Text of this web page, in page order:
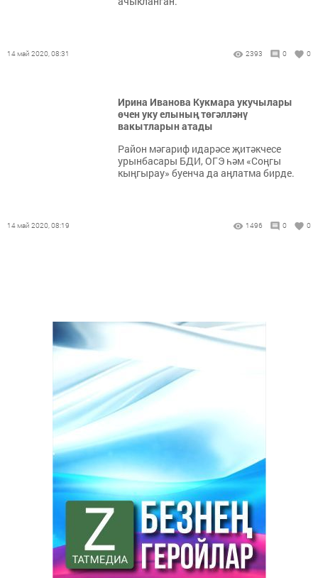
14 май 2020, 08:31 2393 0 0
Ирина Иванова Кукмара укучылары
өчен уку елының төгәлләнү
вакытларын атады
Район мәгариф идарәсе җитәкчесе
урынбасары БДИ, ОГЭ һәм «Соңгы
кыңгырау» буенча да аңлатма бирде.
14 май 2020, 08:19 1496 0 0